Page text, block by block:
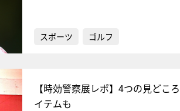
スポーツ ゴルフ
【時効警察展レポ】4つの見どこ
イテムも